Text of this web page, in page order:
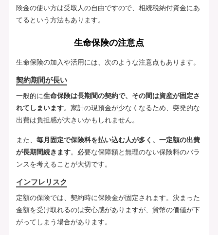
険金の使い方は受取人の自由ですので、相続税納付資金にあ
てるという方法もあります。
生命保険の注意点
生命保険の加入や活用には、次のような注意点もあります。
契約期間が長い
一般的に生命保険は長期間の契約で、その間は資産が固定さ
れてしまいます。家計の現預金が少なくなるため、突発的な
出費は負担感が大きいかもしれません。
また、 毎月固定で保険料を払い込む人が多く、一定額の出費
が長期間続きます。必要な保障額と無理のない保険料のバラ
ンスを考えることが大切です。
インフレリスク
定額の保険では、契約時に保険金が固定されます。決まった
金額を受け取れるのは安心感がありますが、貨幣の価値が下
がってしまう場合があります。